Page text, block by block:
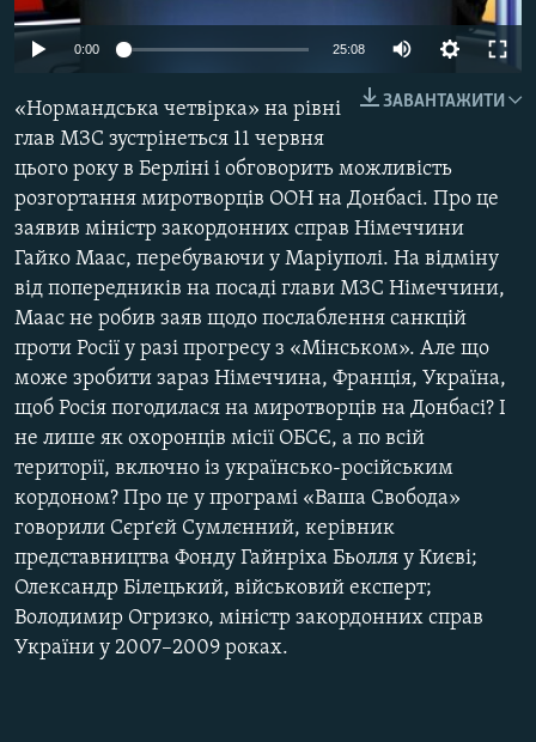
МУЛЬТИМЕДІА
ФОТО
СПЕЦПРОЄКТИ
ПОДКАСТИ
КРИМ РЕАЛІЇ
РУС
УКР
ДОЛУЧАЙСЯ!
Усі сайти RFE/RL
0:00 25:08
ЗАВАНТАЖИТИ
«Нормандська четвірка» на рівні
глав МЗС зустрінеться 11 червня
цього року в Берліні і обговорить можливість
розгортання миротворців ООН на Донбасі. Про це
заявив міністр закордонних справ Німеччини
Гайко Маас, перебуваючи у Маріуполі. На відміну
від попередників на посаді глави МЗС Німеччини,
Маас не робив заяв щодо послаблення санкцій
проти Росії у разі прогресу з «Мінськом». Але що
може зробити зараз Німеччина, Франція, Україна,
щоб Росія погодилася на миротворців на Донбасі? І
не лише як охоронців місії ОБСЄ, а по всій
території, включно із українсько-російським
кордоном? Про це у програмі «Ваша Свобода»
говорили Сєрґєй Сумлєнний, керівник
представництва Фонду Гайнріха Бьолля у Києві;
Олександр Білецький, військовий експерт;
Володимир Огризко, міністр закордонних справ
України у 2007–2009 роках.